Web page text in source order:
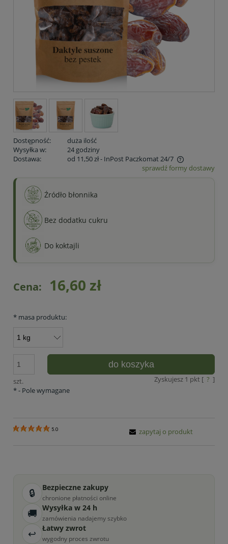
Dostępność:
duża ilość
Wysyłka w:
24 godziny
Dostawa:
od 11,50 zł- InPost Paczkomat 24/7
Cena nie zawiera ewentualnych kosztów płatnościsprawdź formy dostawy
Źródło błonnika
Bez dodatku cukru
Do koktajli
Cena: 16,60 zł
* masa produktu:
szt.
do koszyka
Zyskujesz 1 pkt [ ? ]
*- Pole wymagane
5.0 zapytaj o produkt
🔒 Bezpieczne zakupy
chronione płatności online
🚚 Wysyłka w 24 h
zamówienia nadajemy szybko
↩ Łatwy zwrot
wygodny proces zwrotu